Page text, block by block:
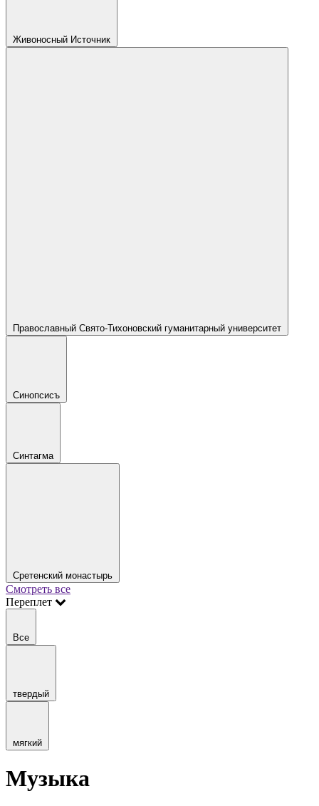
Живоносный Источник
Православный Свято-Тихоновский гуманитарный университет
Синопсисъ
Синтагма
Сретенский монастырь
Смотреть все
Переплет
Все
твердый
мягкий
Музыка